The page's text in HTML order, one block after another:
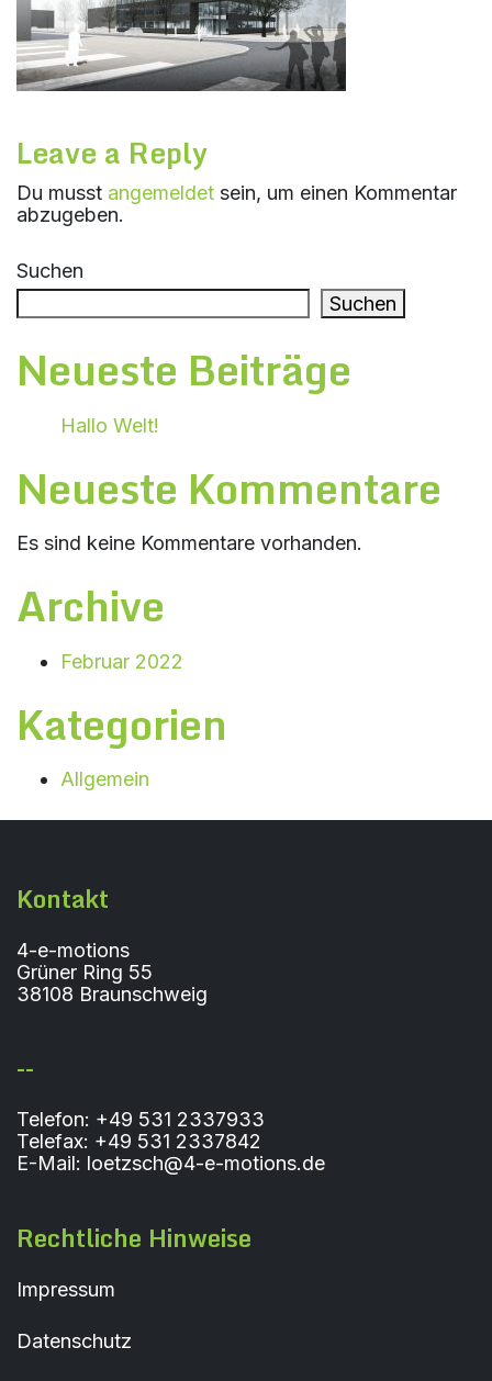
Leave a Reply
Du musst angemeldet sein, um einen Kommentar
abzugeben.
Suchen
Suchen
Neueste Beiträge
Hallo Welt!
Neueste Kommentare
Es sind keine Kommentare vorhanden.
Archive
Februar 2022
Kategorien
Allgemein
Kontakt
4-e-motions
Grüner Ring 55
38108 Braunschweig
--
Telefon: +49 531 2337933
Telefax: +49 531 2337842
E-Mail: loetzsch@4-e-motions.de
Rechtliche Hinweise
Impressum
Datenschutz